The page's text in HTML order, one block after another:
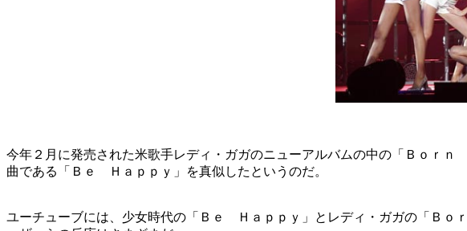
今年２月に発売された米歌手レディ・ガガのニューアルバムの中の「Ｂｏｒ
曲である「Ｂｅ Ｈａｐｐｙ」を真似したというのだ。
ユーチューブには、少女時代の「Ｂｅ Ｈａｐｐｙ」とレディ・ガガの「Ｂ